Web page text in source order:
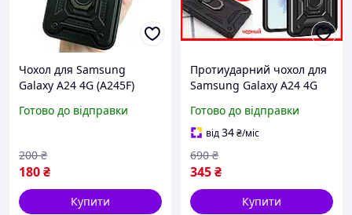
Чохол для Samsung
Galaxy A24 4G (A245F)
шторкою для камери
Готово до відправки
180₴
200 ₴
Купити
Протиударний чохол для
Samsung Galaxy A24 4G
Самсунг а24 броньований
із кільцем і шторкою
Готово до відправки
від34₴/міс
345₴
690 ₴
Купити